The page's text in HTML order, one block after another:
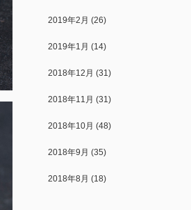
2019年2月 (26)
2019年1月 (14)
2018年12月 (31)
2018年11月 (31)
2018年10月 (48)
2018年9月 (35)
2018年8月 (18)